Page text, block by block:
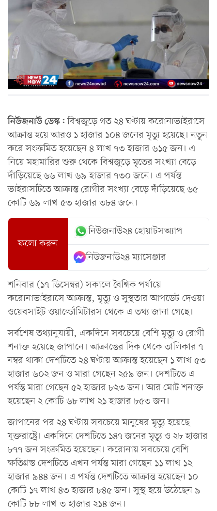
নিউজনাউ ডেস্ক:বিশ্বজুড়ে গত ২৪ ঘণ্টায় করোনাভাইরাসে
আক্রান্ত হয়ে আরও ১ হাজার ১০৪ জনের মৃত্যু হয়েছে। নতুন
করে সংক্রমিত হয়েছেন ৪ লাখ ৭৩ হাজার ৬১৫ জন। এ
নিয়ে মহামারির শুরু থেকে বিশ্বজুড়ে মৃতের সংখ্যা বেড়ে
দাঁড়িয়েছে ৬৬ লাখ ৬৯ হাজার ৭৩০ জনে। এ পর্যন্ত
ভাইরাসটিতে আক্রান্ত রোগীর সংখ্যা বেড়ে দাঁড়িয়েছে ৬৫
কোটি ৬৯ লাখ ৫৩ হাজার ৩৮৪ জনে।
ফলো করুন
নিউজনাউ২৪ হোয়াটসঅ্যাপ
নিউজনাউ২৪ ম্যাসেঞ্জার
শনিবার (১৭ ডিসেম্বর) সকালে বৈশ্বিক পর্যায়ে
করোনাভাইরাসে আক্রান্ত, মৃত্যু ও সুস্থতার আপডেট দেওয়া
ওয়েবসাইট ওয়ার্ল্ডোমিটারস থেকে এ তথ্য জানা গেছে।
সর্বশেষ তথ্যানুযায়ী, একদিনে সবচেয়ে বেশি মৃত্যু ও রোগী
শনাক্ত হয়েছে জাপানে। আক্রান্তের দিক থেকে তালিকার ৭
নম্বর থাকা দেশটিতে ২৪ ঘণ্টায় আক্রান্ত হয়েছেন ১ লাখ ৫৩
হাজার ৬০২ জন ও মারা গেছেন ২৫৯ জন। দেশটিতে এ
পর্যন্ত মারা গেছেন ৫২ হাজার ৮২৩ জন। আর মোট শনাক্ত
হয়েছেন ২ কোটি ৬৮ লাখ ২১ হাজার ৮৫৩ জন।
জাপানের পর ২৪ ঘণ্টায় সবচেয়ে মানুষের মৃত্যু হয়েছে
যুক্তরাষ্ট্রে। একদিনে দেশটিতে ১৪৭ জনের মৃত্যু ও ২৮ হাজার
৮৭৭ জন সংক্রমিত হয়েছেন। করোনায় সবচেয়ে বেশি
ক্ষতিগ্রস্ত দেশটিতে এখন পর্যন্ত মারা গেছেন ১১ লাখ ১২
হাজার ৯৪৪ জন। এ পর্যন্ত দেশটিতে আক্রান্ত হয়েছেন ১০
কোটি ১৭ লাখ ৪৩ হাজার ৮৪৫ জন। সুস্থ হয়ে উঠেছেন ৯
কোটি ৮৮ লাখ ৩ হাজার ২১৪ জন।